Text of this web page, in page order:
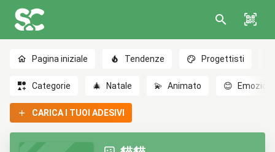
Pagina iniziale Tendenze Progettisti
Categorie 🎄 Natale 💫 Animato 😊 Emozioni
CARICA I TUOI ADESIVI